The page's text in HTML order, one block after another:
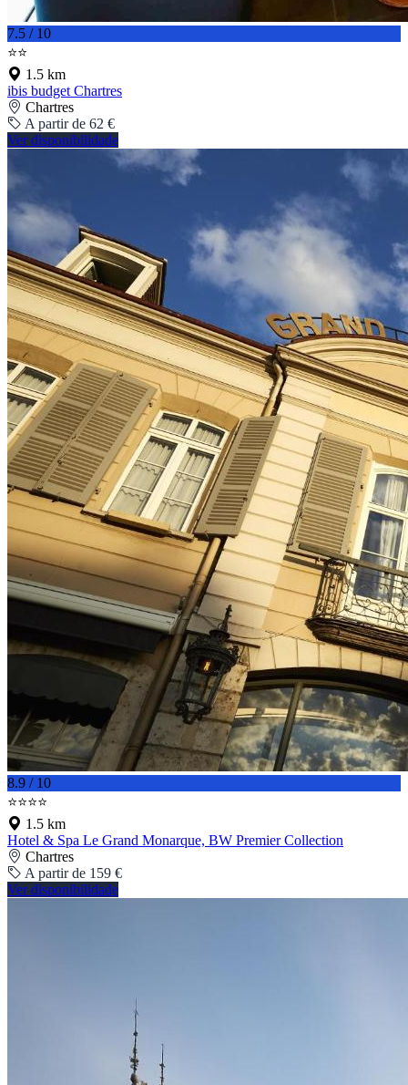
7.5 / 10
⭐⭐
1.5 km
ibis budget Chartres
Chartres
A partir de 62 €
Ver disponibilidade
8.9 / 10
⭐⭐⭐⭐
1.5 km
Hotel & Spa Le Grand Monarque, BW Premier Collection
Chartres
A partir de 159 €
Ver disponibilidade